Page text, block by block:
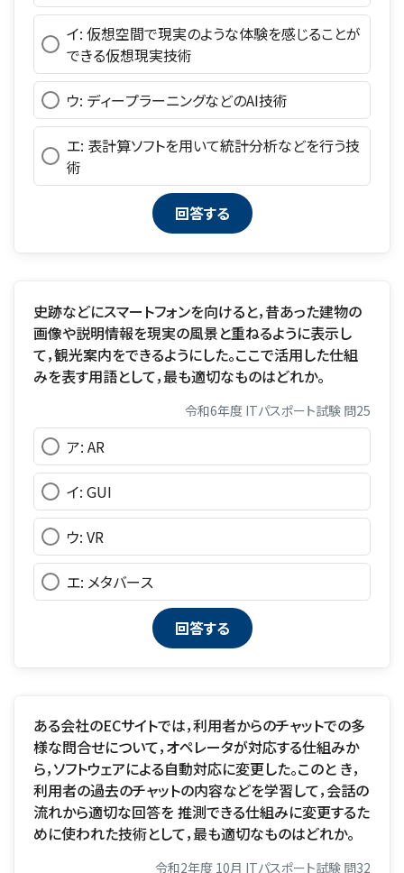
イ: 仮想空間で現実のような体験を感じることが
できる仮想現実技術
ウ: ディープラーニングなどのAI技術
エ: 表計算ソフトを用いて統計分析などを行う技
術
史跡などにスマートフォンを向けると，昔あった建物の
画像や説明情報を現実の風景と重ねるように表示し
て，観光案内をできるようにした。ここで活用した仕組
みを表す用語として，最も適切なものはどれか。
令和6年度 ITパスポート試験 問25
ア: AR
イ: GUI
ウ: VR
エ: メタバース
ある会社のECサイトでは，利用者からのチャットでの多
様な問合せについて，オペレータが対応する仕組みか
ら，ソフトウェアによる自動対応に変更した。このと き，
利用者の過去のチャットの内容などを学習して，会話の
流れから適切な回答を 推測できる仕組みに変更するた
めに使われた技術として，最も適切なものはどれか。
令和2年度 10月 ITパスポート試験 問32